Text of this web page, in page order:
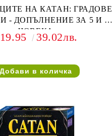
НА КАТАН: ГРАДОВЕ
- ДОПЪЛНЕНИЕ ЗА 5 И 6
ЧОВЕКА39.02лв.